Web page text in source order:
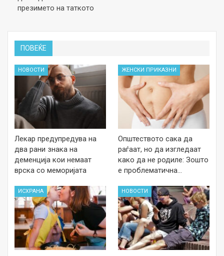
презимето на таткото
ПОВЕЌЕ
НОВОСТИ
Лекар предупредува на
два рани знака на
деменција кои немаат
врска со меморијата
ЖЕНСКИ ПРИКАЗНИ
Општеството сака да
раѓаат, но да изгледаат
како да не родиле: Зошто
е проблематична…
ИСХРАНА НОВОСТИ